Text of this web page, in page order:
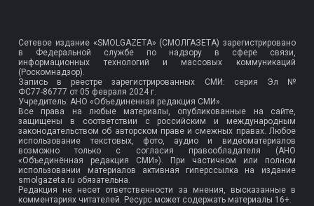
Сетевое издание «SMOLGAZETA» (СМОЛГАЗЕТА) зарегистрировано
в Федеральной службе по надзору в сфере связи,
информационных технологий и массовых коммуникаций
(Роскомнадзор).
Запись в реестре зарегистрированных СМИ: серия Эл №
ФС77-86777 от 05 февраля 2024 г.
Учредитель: АНО «Объединенная редакция СМИ».
Все права на любые материалы, опубликованные на сайте,
защищены в соответствии с российским и международным
законодательством об авторском праве и смежных правах. Любое
использование текстовых, фото, аудио и видеоматериалов
возможно только с согласия правообладателя (АНО
«Объединённая редакция СМИ»). При частичном или полном
использовании материалов активная гиперссылка на издание
smolgazeta.ru обязательна.
Редакция не несет ответственности за мнения, высказанные в
комментариях читателей. Ресурс может содержать материалы 16+.